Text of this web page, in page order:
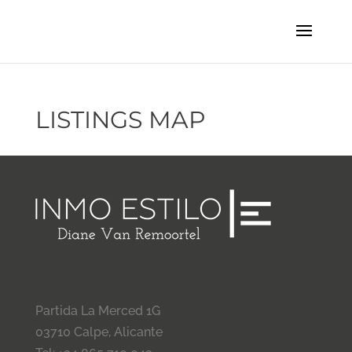
LISTINGS MAP
Partida La Merced 1G
03710 Calpe, Alicante